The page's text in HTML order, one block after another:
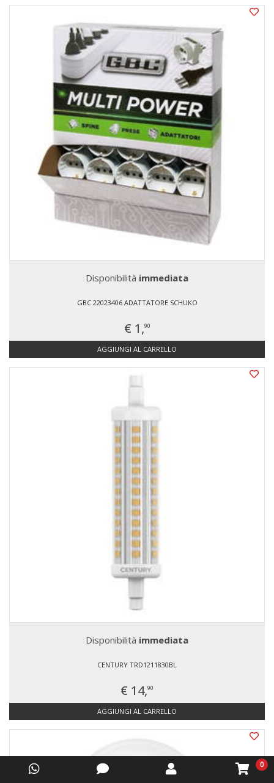
Disponibilità immediata
GBC 22023406 ADATTATORE SCHUKO
€ 1,90
AGGIUNGI AL CARRELLO
Disponibilità immediata
CENTURY TRD1211830BL
€ 14,90
AGGIUNGI AL CARRELLO
0